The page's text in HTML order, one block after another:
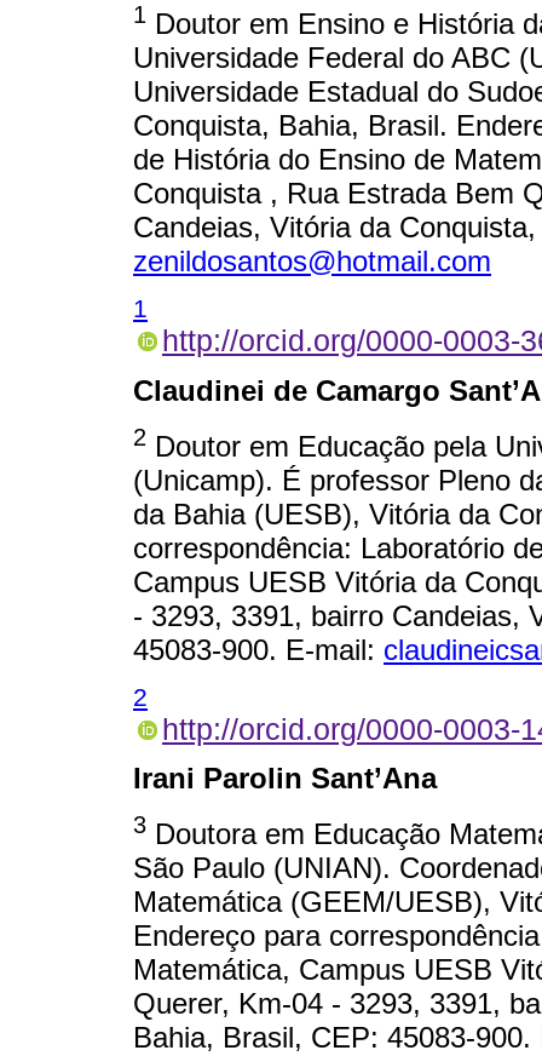
1 Doutor em Ensino e História
Universidade Federal do ABC
Universidade Estadual do
Conquista, Bahia, Brasil.
de História do Ensino de
Conquista , Rua Estrada Bem
Candeias, Vitória da
zenildosantos@hotmail.com
1
http://orcid.org/0000-0003-
Claudinei de Camargo
2 Doutor em Educação pela
(Unicamp). É professor Pleno
da Bahia (UESB), Vitória da
correspondência: Laboratório
Campus UESB Vitória da
- 3293, 3391, bairro Candeias,
45083-900. E-mail:
2
http://orcid.org/0000-0003-
Irani Parolin Sant’Ana
3 Doutora em Educação
São Paulo (UNIAN).
Matemática (GEEM/UESB),
Endereço para
Matemática, Campus UESB
Querer, Km-04 - 3293, 3391,
Bahia, Brasil, CEP: 45083-